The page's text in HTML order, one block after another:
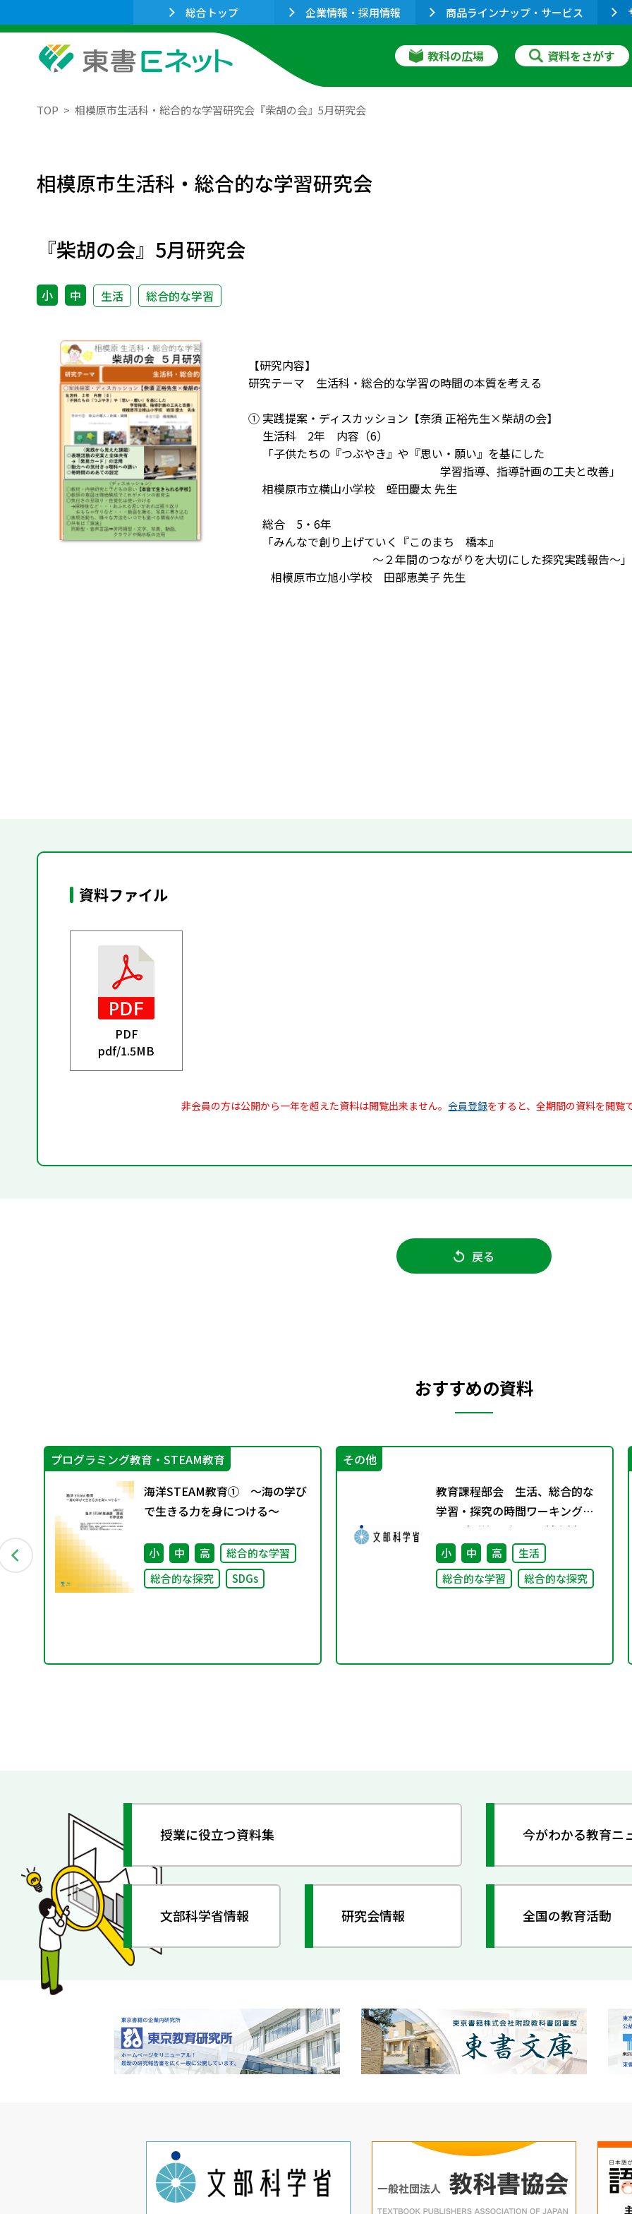
総合トップ 企業情報・採用情報 商品ラインナップ・サービス
教科の広場 資料をさがす
TOP 相模原市生活科・総合的な学習研究会『柴胡の会』5月研究会
相模原市生活科・総合的な学習研究会
『柴胡の会』5月研究会
小 中 生活 総合的な学習
【研究内容】
研究テーマ 生活科・総合的な学習の時間の本質を考える
① 実践提案・ディスカッション【奈須 正裕先生×柴胡の会】
生活科 2年 内容（6）
「子供たちの『つぶやき』や『思い・願い』を基にした
学習指導、指導計画の工夫と改善」
相模原市立横山小学校 蛭田慶太 先生
総合 5・6年
「みんなで創り上げていく『このまち 橋本』
～２年間のつながりを大切にした探究実践報告～」
相模原市立旭小学校 田部恵美子 先生
資料ファイル
PDF
pdf/1.5MB
非会員の方は公開から一年を超えた資料は閲覧出来ません。 会員登録をすると、全期間の資料を閲覧
戻る
おすすめの資料
プログラミング教育・STEAM教育
海洋STEAM教育① ～海の学び
で生きる力を身につける～
小 中 高
総合的な学習
総合的な探究
SDGs
その他
教育課程部会 生活、総合的な
学習・探究の時間ワーキンググ
ループ（第6回） 配付資料
小 中 高
生活
総合的な学習
総合的な探究
授業に役立つ資料集 今がわかる教育ニ
文部科学省情報 研究会情報 全国の教育活動